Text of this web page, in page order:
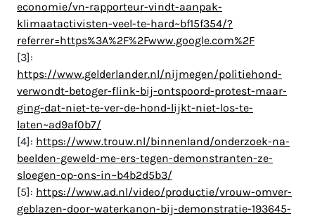
economie/vn-rapporteur-vindt-aanpak-
klimaatactivisten-veel-te-hard~bf15f354/?
referrer=https%3A%2F%2Fwww.google.com%2F
[3]:
https://www.gelderlander.nl/nijmegen/politiehond-
verwondt-betoger-flink-bij-ontspoord-protest-maar-
ging-dat-niet-te-ver-de-hond-lijkt-niet-los-te-
laten~ad9af0b7/
[4]: https://www.trouw.nl/binnenland/onderzoek-na-
beelden-geweld-me-ers-tegen-demonstranten-ze-
sloegen-op-ons-in~b4b2d5b3/
[5]: https://www.ad.nl/video/productie/vrouw-omver-
geblazen-door-waterkanon-bij-demonstratie-193645-